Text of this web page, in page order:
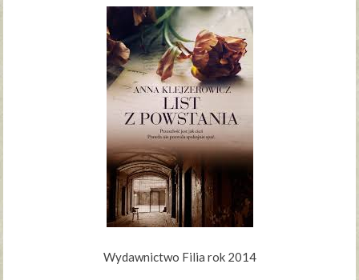
Wydawnictwo Filia rok 2014